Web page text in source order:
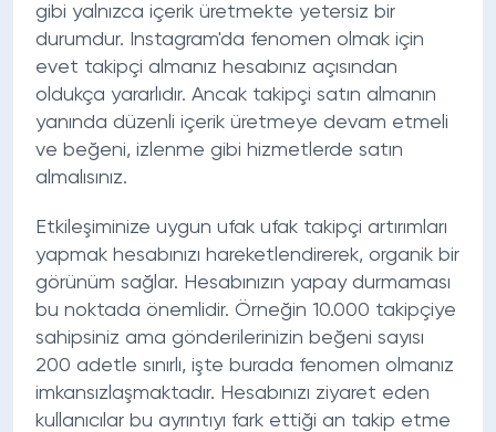
gibi yalnızca içerik üretmekte yetersiz bir
durumdur. Instagram'da fenomen olmak için
evet takipçi almanız hesabınız açısından
oldukça yararlıdır. Ancak takipçi satın almanın
yanında düzenli içerik üretmeye devam etmeli
ve beğeni, izlenme gibi hizmetlerde satın
almalısınız.
Etkileşiminize uygun ufak ufak takipçi artırımları
yapmak hesabınızı hareketlendirerek, organik bir
görünüm sağlar. Hesabınızın yapay durmaması
bu noktada önemlidir. Örneğin 10.000 takipçiye
sahipsiniz ama gönderilerinizin beğeni sayısı
200 adetle sınırlı, işte burada fenomen olmanız
imkansızlaşmaktadır. Hesabınızı ziyaret eden
kullanıcılar bu ayrıntıyı fark ettiği an takip etme